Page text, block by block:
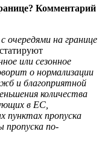
очередями на границе
или сезонное
о нормализации
и благоприятной
количества
в ЕС,
пунктах пропуска
пропуска по-